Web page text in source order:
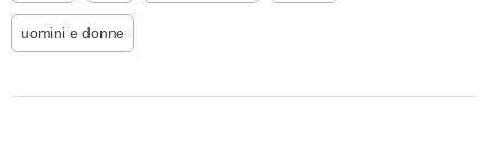
uomini e donne